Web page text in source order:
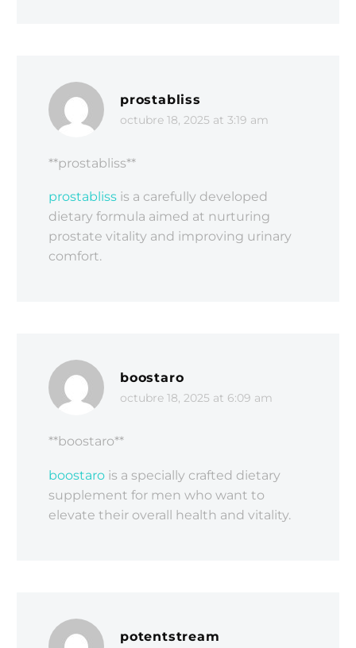
prostabliss
octubre 18, 2025 at 3:19 am
**prostabliss**
prostabliss is a carefully developed
dietary formula aimed at nurturing
prostate vitality and improving urinary
comfort.
boostaro
octubre 18, 2025 at 6:09 am
**boostaro**
boostaro is a specially crafted dietary
supplement for men who want to
elevate their overall health and vitality.
potentstream